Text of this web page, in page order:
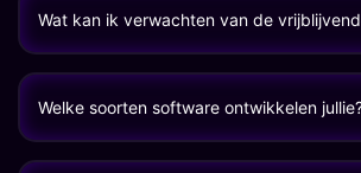
Wat kan ik verwachten van de
Welke soorten software ontwikkelen